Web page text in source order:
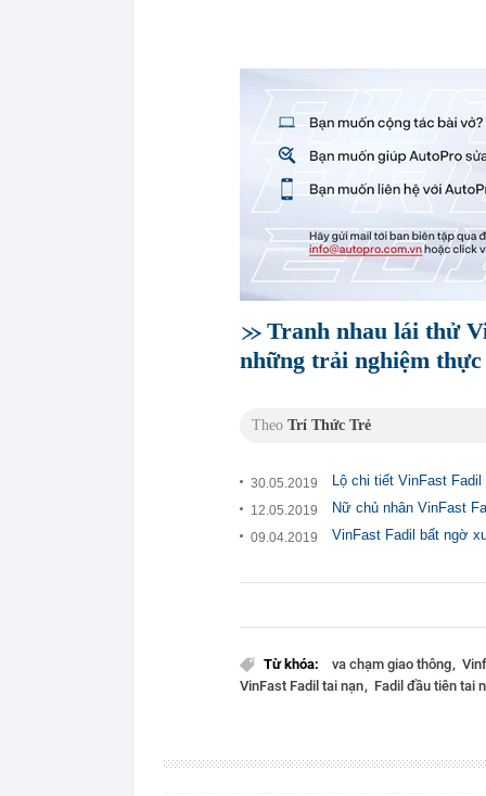
Tranh nhau lái thử
những trải nghiệm
Theo Trí Thức Trẻ
30.05.2019 Lộ chi tiết VinFast
12.05.2019 Nữ chủ nhân VinFast
09.04.2019 VinFast Fadil bất ngờ
Từ khóa: va chạm giao thông
VinFast Fadil tai nạn Fadil đầu tiên tai